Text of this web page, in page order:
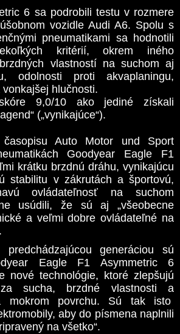
6 sa podrobili testu v rozmere
vozidle Audi A6. Spolu s
pneumatikami sa hodnotili
kritérií, okrem iného
vlastností na suchom aj
odolnosti proti akvaplaningu,
hlučnosti.
9,0/10 ako jediné získali
(„vynikajúce“).
časopisu Auto Motor und Sport
Goodyear Eagle F1
krátku brzdnú dráhu, vynikajúcu
stabilitu v zákrutách a športovú,
ovládateľnosť na suchom
usúdili, že sú aj „všeobecne
a veľmi dobre ovládateľné na
generáciou sú
Eagle F1 Asymmetric 6
nové technológie, ktoré zlepšujú
sucha, brzdné vlastnosti a
mokrom povrchu. Sú tak isto
aby do písmena naplnili
na všetko“.